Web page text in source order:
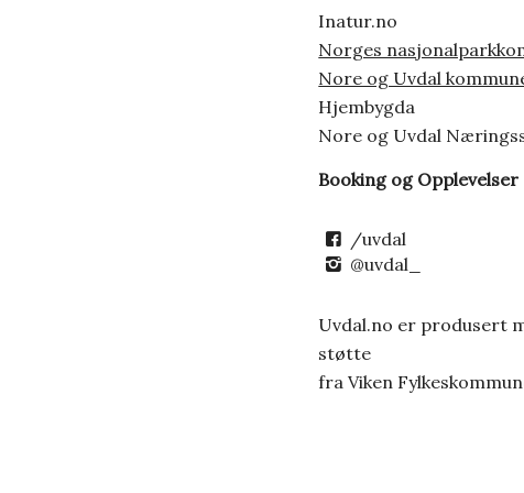
Inatur.no
Norges
Nore og Uvdal
Hjembygda
Nore og Uvdal
Booking og Opplevelser
/uvdal
@uvdal_
Uvdal.no er produsert
støtte
fra Viken